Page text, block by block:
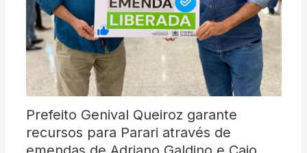
Prefeito Genival Queiroz garante
recursos para Parari através de